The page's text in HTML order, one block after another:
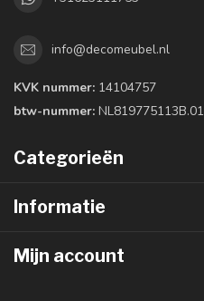
info@decomeubel.nl
KVK nummer: 14104757
btw-nummer: NL819775113B.01
Categorieën
Informatie
Mijn account